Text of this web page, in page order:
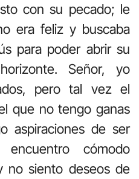
con su pecado; le
era feliz y buscaba
para poder abrir su
Señor, yo
pero tal vez el
que no tengo ganas
aspiraciones de ser
cómodo
no siento deseos de